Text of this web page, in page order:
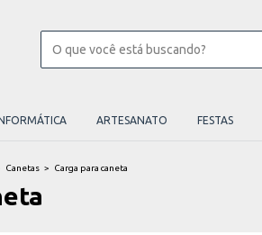
ARTESANATO FESTAS
Canetas > Carga para caneta